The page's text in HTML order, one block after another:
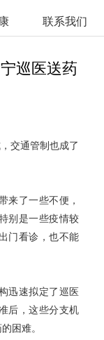
联系我们
巡医送药
交通管制也成了
来了一些不便，
别是一些疫情较
门看诊，也不能
迅速拟定了巡医
后，这些分支机
困难。